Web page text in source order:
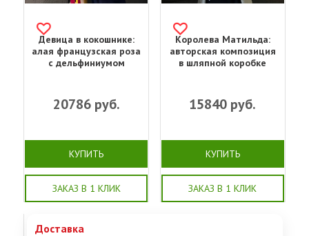
Девица в кокошнике:
алая французская роза
с дельфиниумом
20786руб.
КУПИТЬ
ЗАКАЗ В 1 КЛИК
Королева Матильда:
авторская композиция
в шляпной коробке
15840 руб.
КУПИТЬ
ЗАКАЗ В 1 КЛИК
Доставка